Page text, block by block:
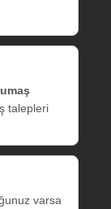
talepleri
varsa